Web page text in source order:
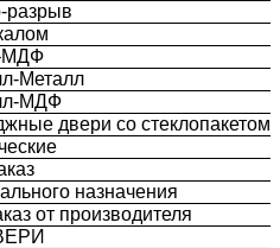
разрыв
Металл
МДФ
двери со стеклопакетом
назначения
от производителя